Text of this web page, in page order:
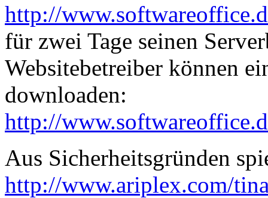
http://
für zwei Tage seinen
Websitebetreiber können
downloaden:
http://
Aus Sicherheitsgründen
http://www.ariplex.com/